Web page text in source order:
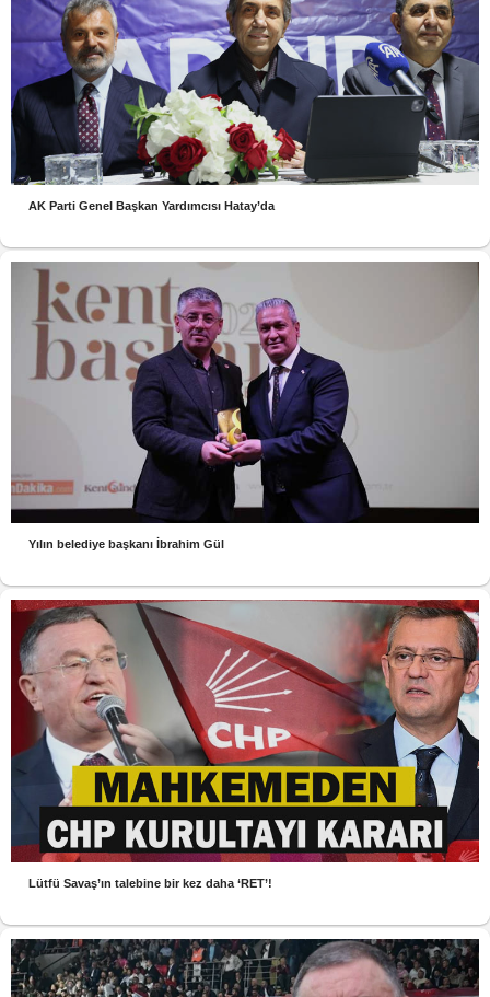
AK Parti Genel Başkan Yardımcısı Hatay’da
Yılın belediye başkanı İbrahim Gül
Lütfü Savaş’ın talebine bir kez daha ‘RET’!